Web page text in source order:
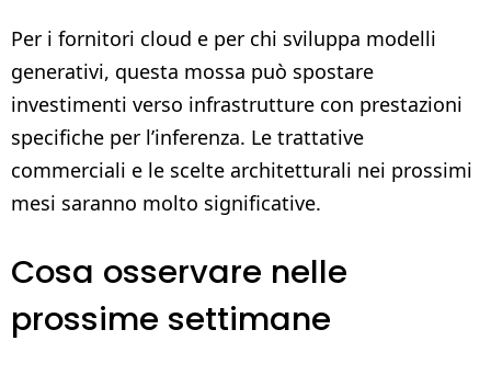
Per i fornitori cloud e per chi sviluppa modelli
generativi, questa mossa può spostare
investimenti verso infrastrutture con prestazioni
specifiche per l’inferenza. Le trattative
commerciali e le scelte architetturali nei prossimi
mesi saranno molto significative.
Cosa osservare nelle
prossime settimane